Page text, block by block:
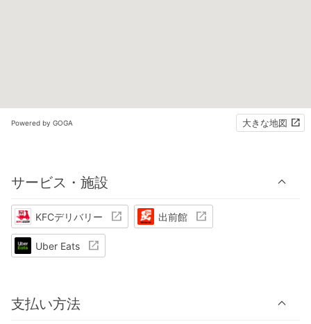
Powered by GOGA 大きな地図
サービス・施設
KFCデリバリー 出前館
Uber Eats
支払い方法